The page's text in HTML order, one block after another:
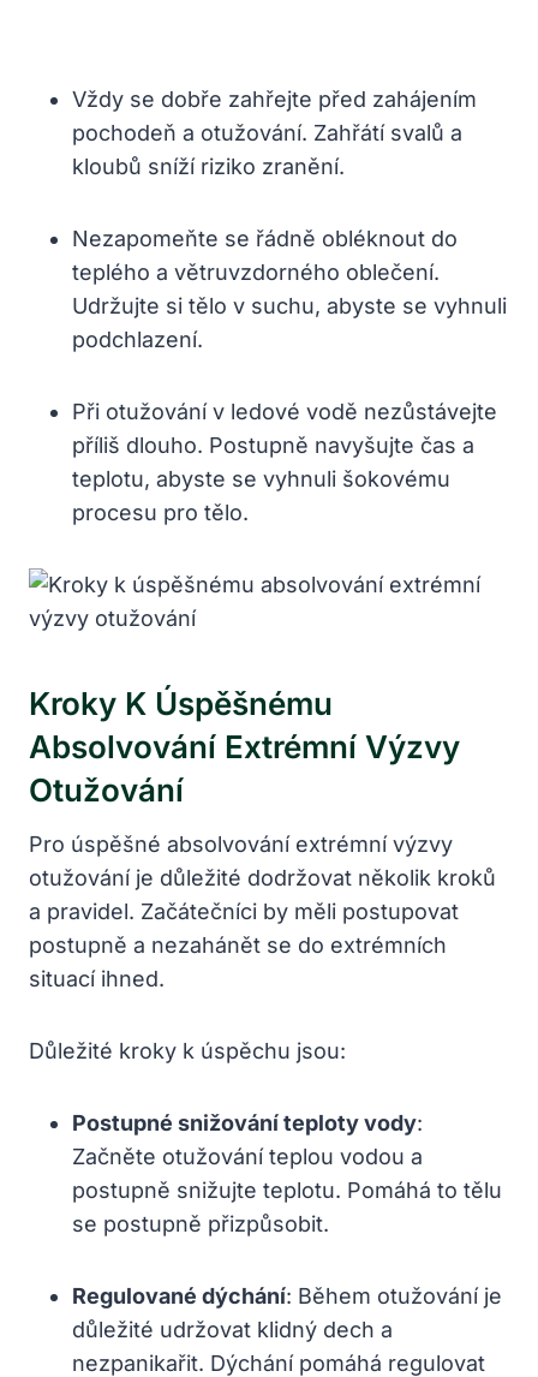
Vždy se dobře zahřejte před zahájením
pochodeň a otužování. Zahřátí svalů a
kloubů sníží riziko zranění.
Nezapomeňte se řádně obléknout do
teplého a větruvzdorného oblečení.
Udržujte si tělo v suchu, abyste se vyhnuli
podchlazení.
Při otužování v ledové vodě nezůstávejte
příliš dlouho. Postupně navyšujte čas a
teplotu, abyste se vyhnuli šokovému
procesu pro tělo.
Kroky K Úspěšnému
Absolvování Extrémní Výzvy
Otužování
Pro úspěšné absolvování extrémní výzvy
otužování je důležité dodržovat několik kroků
a pravidel. Začátečníci by měli postupovat
postupně a nezahánět se do extrémních
situací ihned.
Důležité kroky k úspěchu jsou:
Postupné snižování teploty vody:
Začněte otužování teplou vodou a
postupně snižujte teplotu. Pomáhá to tělu
se postupně přizpůsobit.
Regulované dýchání: Během otužování je
důležité udržovat klidný dech a
nezpanikařit. Dýchání pomáhá regulovat